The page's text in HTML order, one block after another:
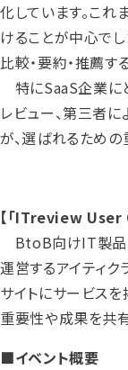
化しています。こ
けることが中心で
比較・要約・推薦す
特にSaaS企業に
レビュー、第三者
が、選ばれるための
【「ITreview
BtoB向けIT製品
運営するアイティク
サイトにサービス
重要性や成果を共有
■イベント概要